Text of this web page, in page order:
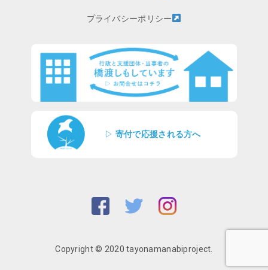
プライバシーポリシー
▷ 寄付で応援される方へ
Copyright © 2020 tayonamanabiproject.